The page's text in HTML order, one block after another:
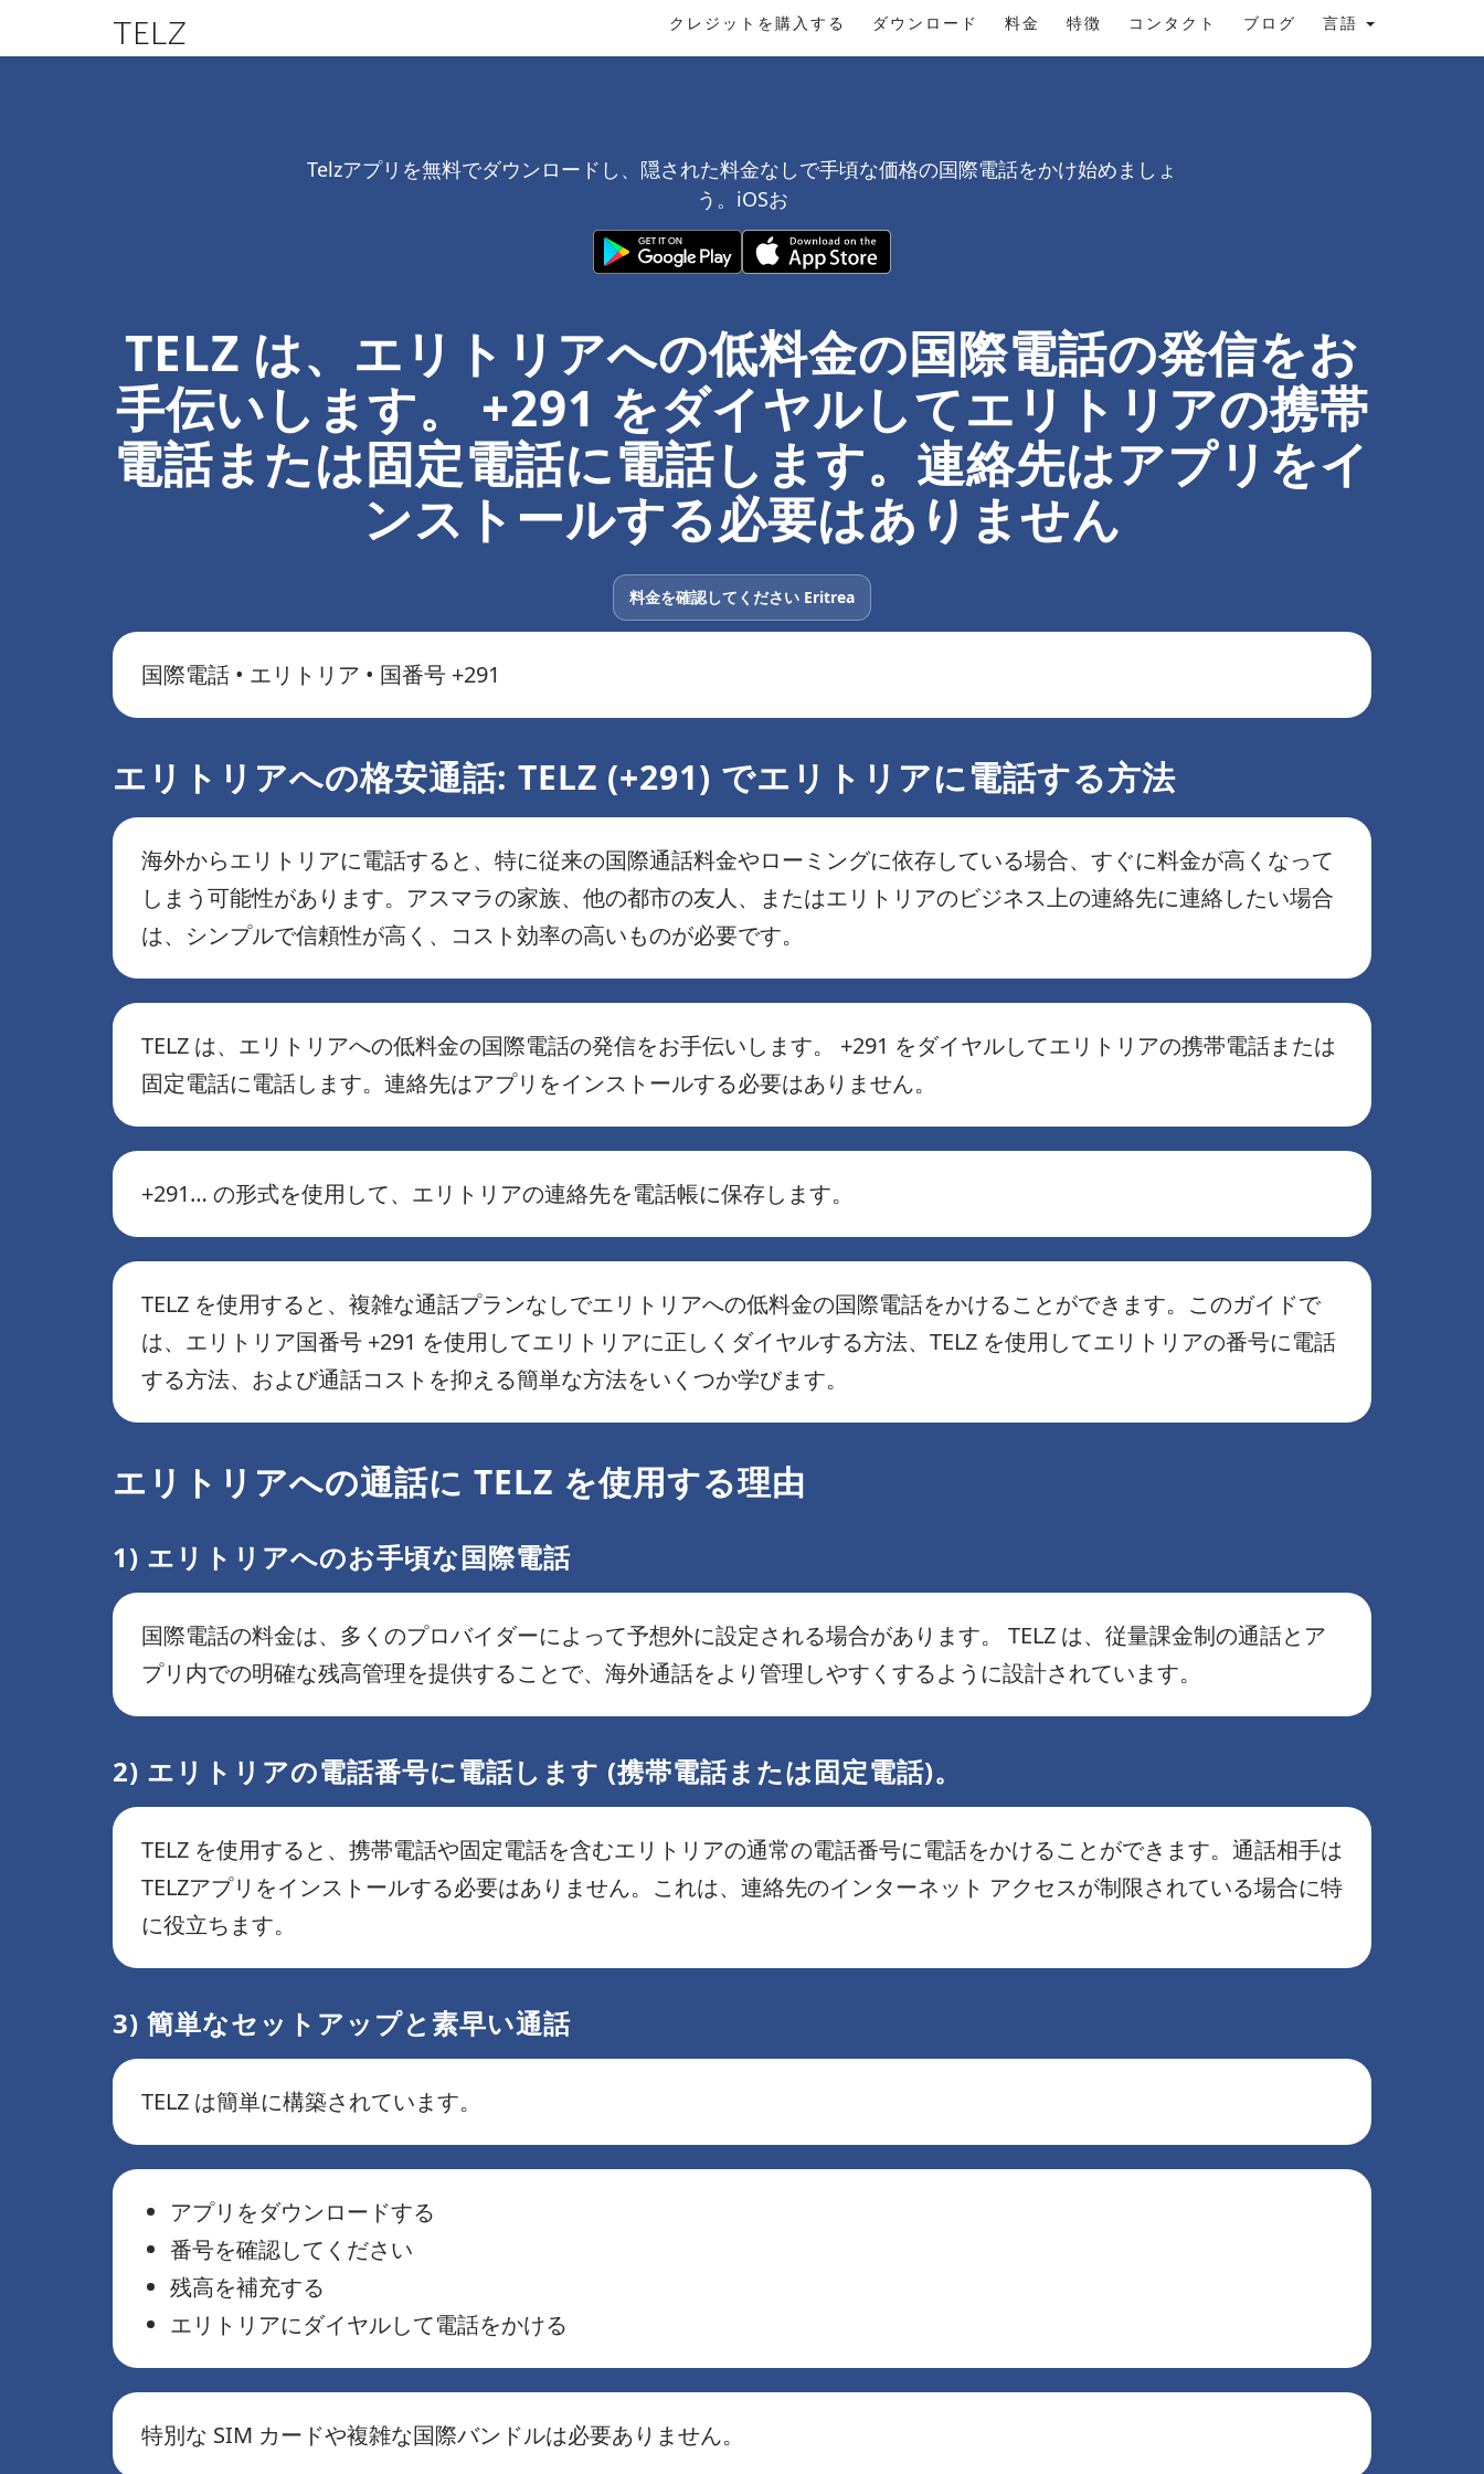
TELZ クレジットを購入する ダウンロード 料金 特徴 コンタクト ブログ 言語
Telzアプリを無料でダウンロードし、隠された料金なしで手頃な価格の国際電話をかけ始めましょ
う。iOSお
TELZ は、エリトリアへの低料金の国際電話の発信をお
手伝いします。 +291 をダイヤルしてエリトリアの携帯
電話または固定電話に電話します。連絡先はアプリをイ
ンストールする必要はありません
料金を確認してください Eritrea
国際電話 • エリトリア • 国番号 +291
エリトリアへの格安通話: TELZ (+291) でエリトリアに電話する方法
海外からエリトリアに電話すると、特に従来の国際通話料金やローミングに依存している場合、すぐに料金が高くなって
しまう可能性があります。アスマラの家族、他の都市の友人、またはエリトリアのビジネス上の連絡先に連絡したい場合
は、シンプルで信頼性が高く、コスト効率の高いものが必要です。
TELZ は、エリトリアへの低料金の国際電話の発信をお手伝いします。 +291 をダイヤルしてエリトリアの携帯電話または
固定電話に電話します。連絡先はアプリをインストールする必要はありません。
+291… の形式を使用して、エリトリアの連絡先を電話帳に保存します。
TELZ を使用すると、複雑な通話プランなしでエリトリアへの低料金の国際電話をかけることができます。このガイドで
は、エリトリア国番号 +291 を使用してエリトリアに正しくダイヤルする方法、TELZ を使用してエリトリアの番号に電話
する方法、および通話コストを抑える簡単な方法をいくつか学びます。
エリトリアへの通話に TELZ を使用する理由
1) エリトリアへのお手頃な国際電話
国際電話の料金は、多くのプロバイダーによって予想外に設定される場合があります。 TELZ は、従量課金制の通話とア
プリ内での明確な残高管理を提供することで、海外通話をより管理しやすくするように設計されています。
2) エリトリアの電話番号に電話します (携帯電話または固定電話)。
TELZ を使用すると、携帯電話や固定電話を含むエリトリアの通常の電話番号に電話をかけることができます。通話相手は
TELZアプリをインストールする必要はありません。これは、連絡先のインターネット アクセスが制限されている場合に特
に役立ちます。
3) 簡単なセットアップと素早い通話
TELZ は簡単に構築されています。
アプリをダウンロードする
番号を確認してください
残高を補充する
エリトリアにダイヤルして電話をかける
特別な SIM カードや複雑な国際バンドルは必要ありません。